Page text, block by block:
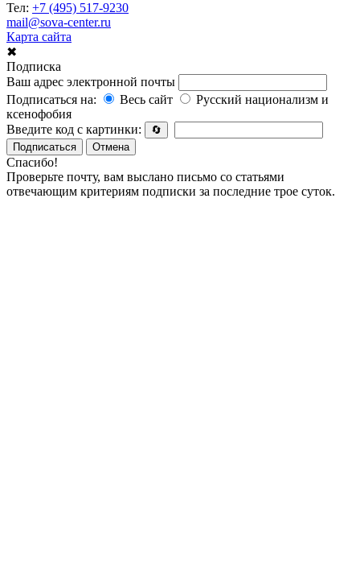
Тел: +7 (495) 517-9230
mail@sova-center.ru
Карта сайта
✖
Подписка
Ваш адрес электронной почты
Подписаться на:
Весь сайт
Русский национализм и
ксенофобия
Введите код с картинки:
🔄
Подписаться
Отмена
Спасибо!
Проверьте почту, вам выслано письмо со статьями
отвечающим критериям подписки за последние трое суток.